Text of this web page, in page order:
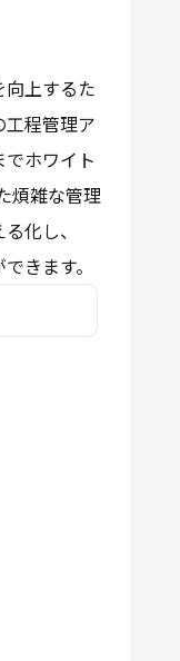
上するた
程管理ア
ホワイト
煩雑な管理
化し、
きます。